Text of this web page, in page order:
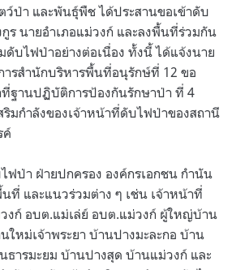
ป่า และพันธุ์พืช ได้ประสานขอเข้าดับ
ร นายอำเภอแม่วงก์ และลงพื้นที่ร่วมกัน
ดับไฟป่าอย่างต่อเนื่อง ทั้งนี้ ได้แจ้งนาย
รสำนักบริหารพื้นที่อนุรักษ์ที่ 12 ขอ
ฐานปฏิบัติการป้องกันรักษาป่า ที่ 4
ริมกำลังของเจ้าหน้าที่ดับไฟป่าของสถานี
ค์
ป่า ฝ่ายปกครอง องค์กรเอกชน กำนัน
ที่ และแนวร่วมต่าง ๆ เช่น เจ้าหน้าที่
งก์ อบต.แม่เล่ย์ อบต.แม่วงก์ ผู้ใหญ่บ้าน
ใหม่เจ้าพระยา บ้านปางมะละกอ บ้าน
ารมะยม บ้านปางสุด บ้านแม่วงก์ และ